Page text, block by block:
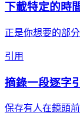
下載特定的時
正是你想要的部
引用
摘錄一段逐字
保存有人在鏡頭